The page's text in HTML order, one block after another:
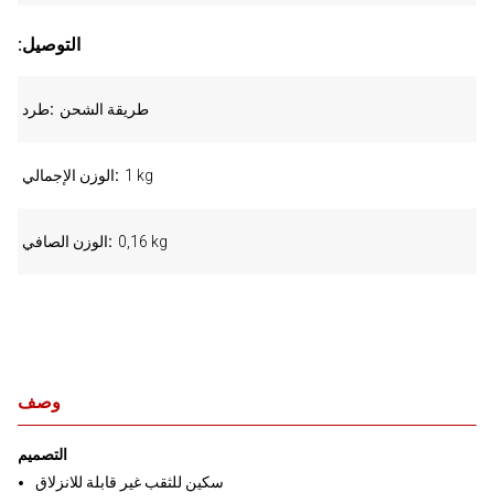
وصف
التصميم
سكين للثقب غير قابلة للانزلاق
:التوصيل
طرد طريقة الشحن
الوزن الإجمالي 1 kg
الوزن الصافي 0,16 kg